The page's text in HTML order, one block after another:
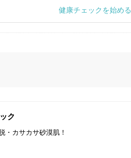
健康チェックを始める
ク
・カサカサ砂漠肌！